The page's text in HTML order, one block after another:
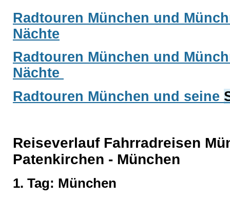
Radtouren München und
Nächte
Radtouren München und
Nächte
Radtouren München und seine
Reiseverlauf Fahrradreisen
Patenkirchen - München
1. Tag: München